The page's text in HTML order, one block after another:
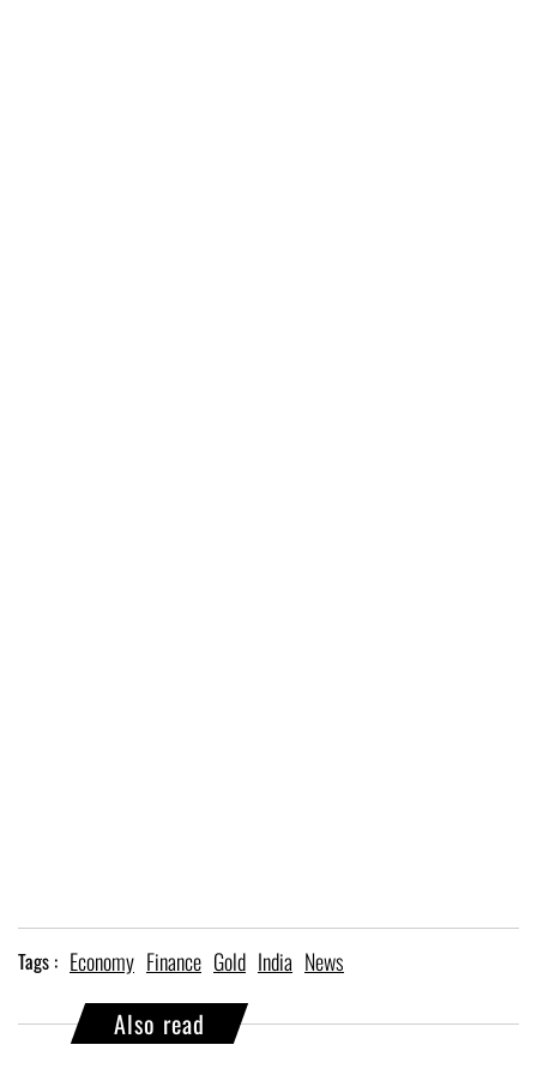
Tags : Economy Finance Gold India News
Also read